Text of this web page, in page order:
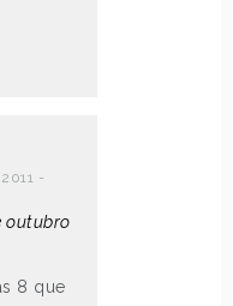
-
outubro
8 que